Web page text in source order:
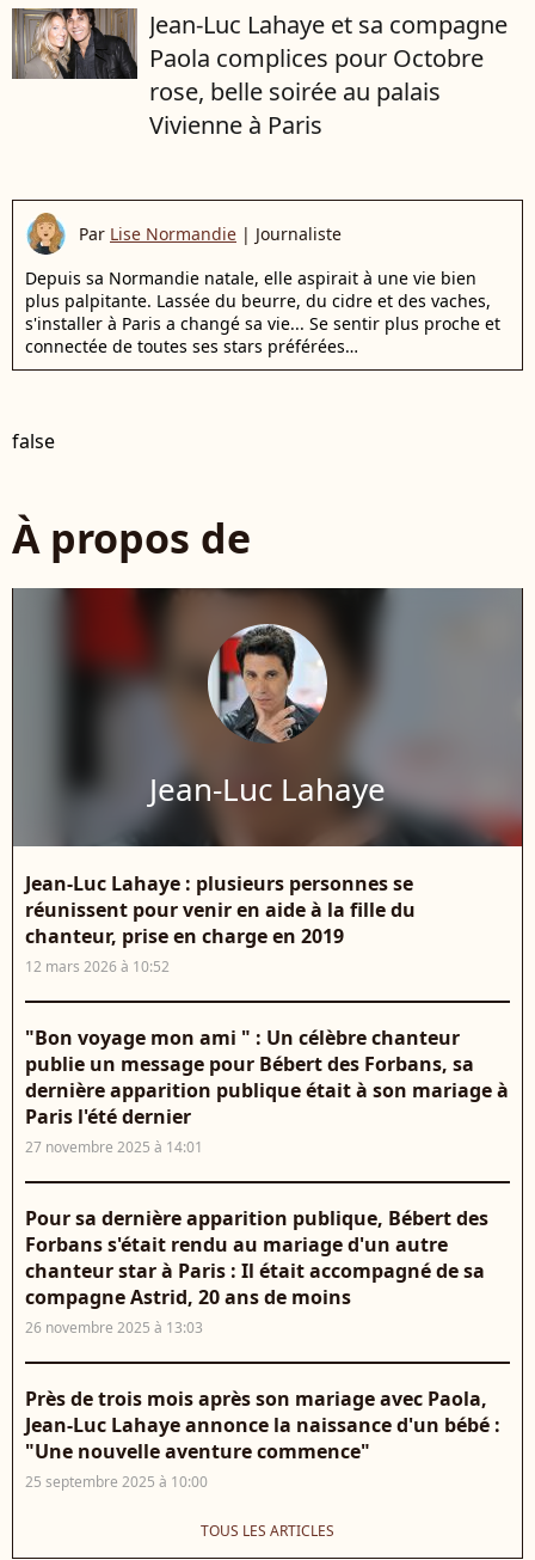
Jean-Luc Lahaye et sa compagne
Paola complices pour Octobre
rose, belle soirée au palais
Vivienne à Paris
Par Lise Normandie | Journaliste
Depuis sa Normandie natale, elle aspirait à une vie bien
plus palpitante. Lassée du beurre, du cidre et des vaches,
s'installer à Paris a changé sa vie... Se sentir plus proche et
connectée de toutes ses stars préférées…
false
À propos de
Jean-Luc Lahaye
Jean-Luc Lahaye : plusieurs personnes se
réunissent pour venir en aide à la fille du
chanteur, prise en charge en 2019
12 mars 2026 à 10:52
"Bon voyage mon ami " : Un célèbre chanteur
publie un message pour Bébert des Forbans, sa
dernière apparition publique était à son mariage à
Paris l'été dernier
27 novembre 2025 à 14:01
Pour sa dernière apparition publique, Bébert des
Forbans s'était rendu au mariage d'un autre
chanteur star à Paris : Il était accompagné de sa
compagne Astrid, 20 ans de moins
26 novembre 2025 à 13:03
Près de trois mois après son mariage avec Paola,
Jean-Luc Lahaye annonce la naissance d'un bébé :
"Une nouvelle aventure commence"
25 septembre 2025 à 10:00
TOUS LES ARTICLES